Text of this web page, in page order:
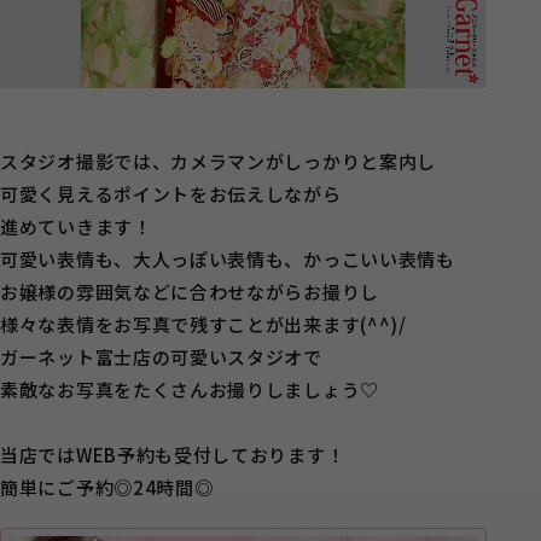
スタジオ撮影では、カメラマンがしっかりと案内し
可愛く見えるポイントをお伝えしながら
進めていきます！
可愛い表情も、大人っぽい表情も、かっこいい表情も
お嬢様の雰囲気などに合わせながらお撮りし
様々な表情をお写真で残すことが出来ます(^^)/
ガーネット富士店の可愛いスタジオで
素敵なお写真をたくさんお撮りしましょう♡
当店ではWEB予約も受付しております！
簡単にご予約◎24時間◎